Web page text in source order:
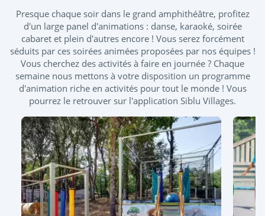
Piscine extérieure chauffée
Toboggan
Pataugeoire extérieure
Splashzone - Jeux enfants
Presque chaque soir dans le grand amphithéâtre, profitez
d'un large panel d'animations : danse, karaoké, soirée
cabaret et plein d'autres encore ! Vous serez forcément
séduits par ces soirées animées proposées par nos équipes !
Vous cherchez des activités à faire en journée ? Chaque
semaine nous mettons à votre disposition un programme
d'animation riche en activités pour tout le monde ! Vous
pourrez le retrouver sur l'application Siblu Villages.